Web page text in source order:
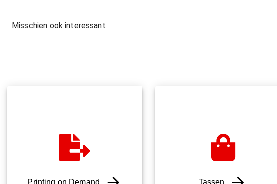
Misschien ook interessant
Printing on Demand Tassen